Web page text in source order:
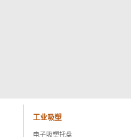
工业吸塑
电子吸塑托盘